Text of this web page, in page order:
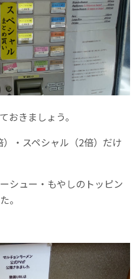
おきましょう。
・スペシャル（2倍）だけ
シュー・もやしのトッピン
。